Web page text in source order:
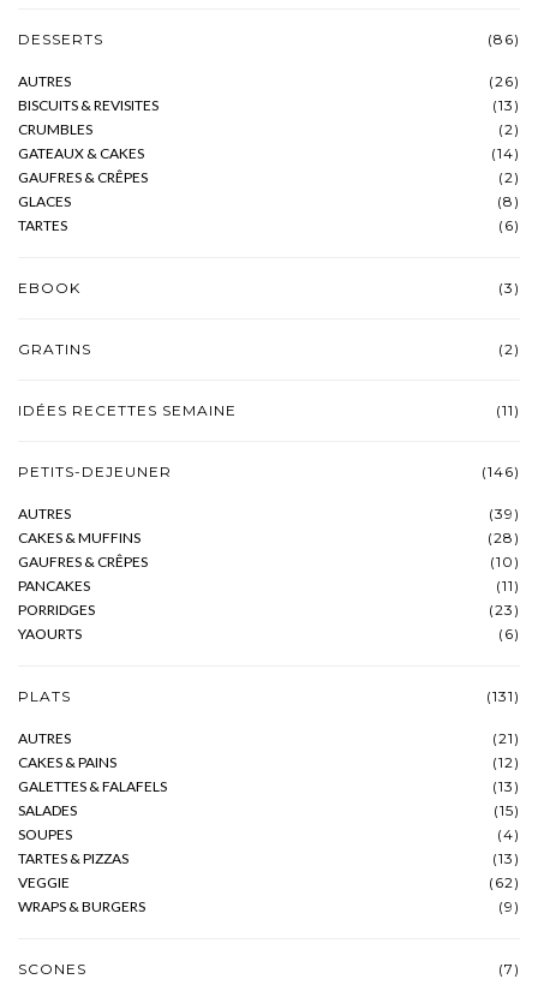
DESSERTS (86)
AUTRES
(26)
BISCUITS & REVISITES
(13)
CRUMBLES
(2)
GATEAUX & CAKES
(14)
GAUFRES & CRÊPES
(2)
GLACES
(8)
TARTES
(6)
EBOOK (3)
GRATINS (2)
IDÉES RECETTES SEMAINE (11)
PETITS-DEJEUNER (146)
AUTRES
(39)
CAKES & MUFFINS
(28)
GAUFRES & CRÊPES
(10)
PANCAKES
(11)
PORRIDGES
(23)
YAOURTS
(6)
PLATS (131)
AUTRES
(21)
CAKES & PAINS
(12)
GALETTES & FALAFELS
(13)
SALADES
(15)
SOUPES
(4)
TARTES & PIZZAS
(13)
VEGGIE
(62)
WRAPS & BURGERS
(9)
SCONES (7)